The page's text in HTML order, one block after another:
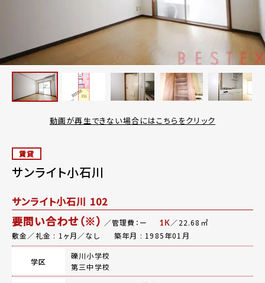
動画が再生できない場合にはこちらをクリック
賃貸
サンライト小石川
サンライト小石川 102
要問い合わせ（※） ／管理費：ー 1K／22.68㎡
敷金／礼金 : 1ヶ月／なし
築年月 : 1985年01月
学区
礫川小学校
第三中学校